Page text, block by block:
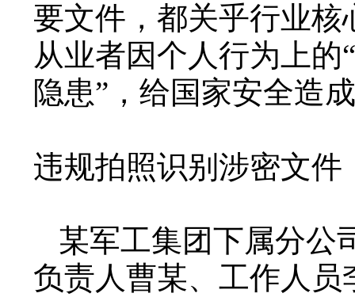
要文件，都关乎行业
从业者因个人行为上的
隐患”，给国家安全造
违规拍照识别涉密文件
某军工集团下属分公
负责人曹某、工作人